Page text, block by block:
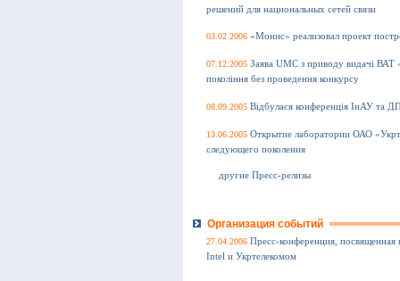
решений для национальных сетей связи
03.02.2006 «Монис» реализовал проект
07.12.2005 Заява UMC з приводу видачі ВАТ
покоління без проведення конкурсу
08.09.2005 Відбулася конференція ІнАУ та
13.06.2005 Открытие лаборатории ОАО
следующего поколения
другие Пресс-релизы
Организация событий
27.04.2006 Пресс-конференция,
Intel и Укртелекомом